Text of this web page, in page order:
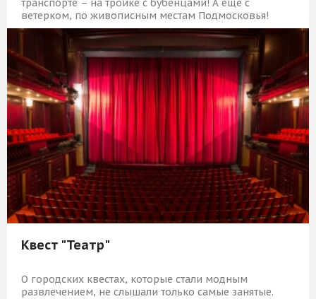
транспорте – на тройке с бубенцами! А еще с
ветерком, по живописным местам Подмосковья!
19 709 Р КУПИТЬ
Квест "Театр"
О городских квестах, которые стали модным
развлечением, не слышали только самые занятые.